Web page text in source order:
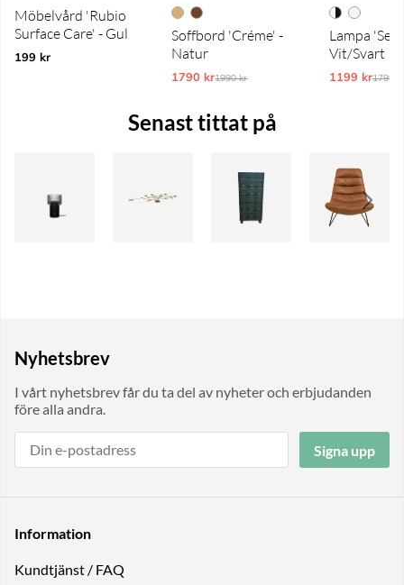
Möbelvård 'Rubio
Surface Care' - Gul
199 kr
Soffbord 'Créme' -
Natur
1790 krOrdinarie pris:
1990 kr
Lampa
Vit/Svart
1199 kr1799 kr
Senast tittat på
Nyhetsbrev
I vårt nyhetsbrev får du ta del av nyheter och erbjudanden
före alla andra.
Signa upp
Information
Kundtjänst / FAQ